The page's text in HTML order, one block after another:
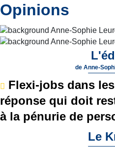
Opinions
de Anne-
Flexi-jobs dans
réponse qui doit
à la pénurie de
Le